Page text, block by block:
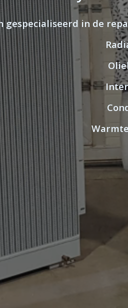
gespecialiseerd in de